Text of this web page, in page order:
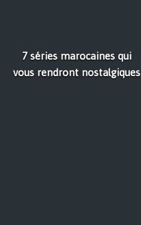
7 séries marocaines qui
vous rendront nostalgiques